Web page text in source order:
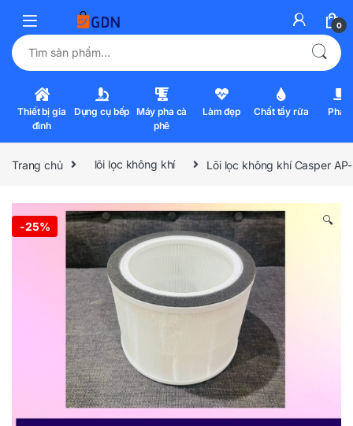
0
Tìm kiếm:
Thiết bị gia
đình
Dụng cụ bếp Máy pha cà
phê
Làm đẹp Chất tẩy rửa Pha
Trang chủ lõi lọc không khí Lõi lọc không khí Casper
-25% 🔍